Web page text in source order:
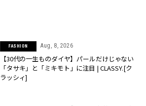
FASHION Aug, 8, 2026
【30代の一生ものダイヤ】パールだけじゃない
「タサキ」と「ミキモト」に注目 | CLASSY.[ク
ラッシィ]